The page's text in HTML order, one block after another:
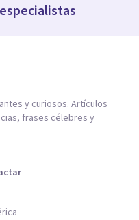
y curiosos. Artículos
frases célebres y